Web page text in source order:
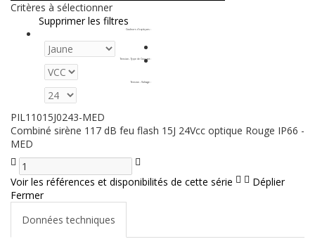
Critères à sélectionner
Supprimer les filtres
Couleurs d'optiques :
Tension - Type de Courant :
Tension - Voltage :
PIL11015J0243-MED
Combiné sirène 117 dB feu flash 15J 24Vcc optique Rouge IP66 -
MED
Voir les références et disponibilités de cette série
Déplier
Fermer
Données techniques